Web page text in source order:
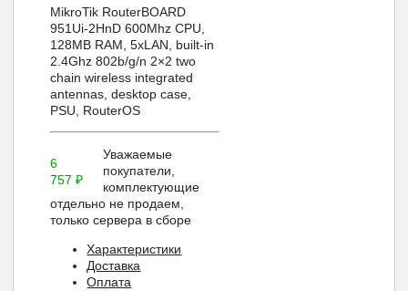
MikroTik RouterBOARD
951Ui-2HnD 600Mhz CPU,
128MB RAM, 5xLAN, built-in
2.4Ghz 802b/g/n 2×2 two
chain wireless integrated
antennas, desktop case,
PSU, RouterOS
6
757₽
Уважаемые
покупатели,
комплектующие
отдельно не продаем,
только сервера в сборе
Характеристики
Доставка
Оплата